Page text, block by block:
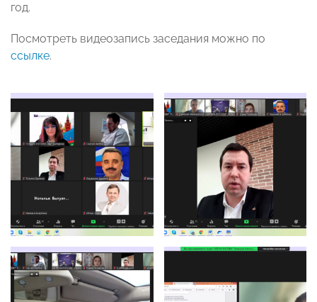
год.
Посмотреть видеозапись заседания можно по
ссылке.